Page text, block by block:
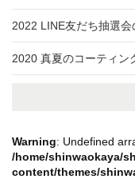
2022 LINE友だち抽選
2020 真夏のコーティン
Warning: Undefined
/home/shinwaokaya/
content/themes/